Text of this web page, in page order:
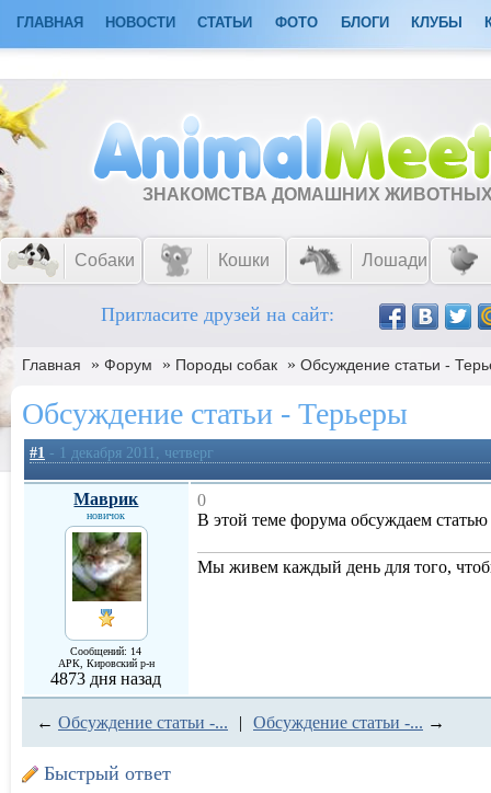
ГЛАВНАЯ НОВОСТИ СТАТЬИ ФОТО БЛОГИ КЛУБЫ
ЗНАКОМСТВА ДОМАШНИХ
Собаки Кошки Лошади
Пригласите друзей на сайт:
Главная » Форум » Породы собак » Обсуждение статьи -
Обсуждение статьи - Терьеры
#1 - 1 декабря 2011, четверг
Маврик
новичок
Сообщений: 14
АРК, Кировский р-н
4873 дня назад
0
В этой теме форума обсуждаем
Мы живем каждый день для того,
← Обсуждение статьи -... | Обсуждение статьи -... →
Быстрый ответ